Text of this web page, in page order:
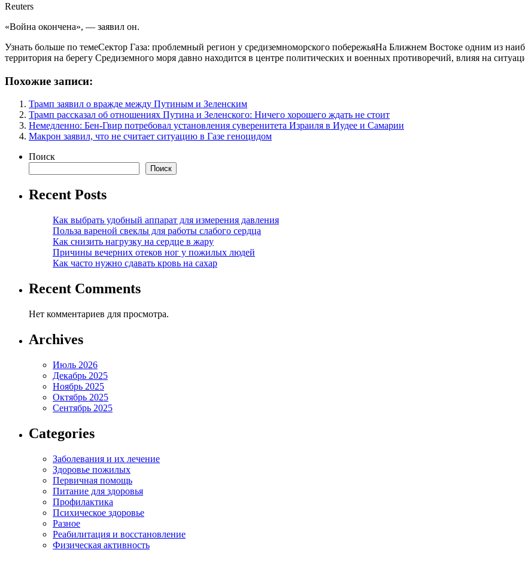
Reuters
«Война окончена», — заявил он.
Узнать больше по темеСектор Газа: проблемный регион у средиземноморского побережьяНа Ближнем Востоке одним из
территория на берегу Средиземного моря давно находится в центре политических и военных противоречий, влияя на
Похожие записи:
Трамп заявил о вражде между Путиным и Зеленским
Трамп рассказал об отношениях Путина и Зеленского: Ничего хорошего ждать не стоит
Немедленно: Бен-Гвир потребовал установления суверенитета Израиля в Иудее и Самарии
Макрон заявил, что не считает ситуацию в Газе геноцидом
Поиск
Поиск
Recent Posts
Как выбрать удобный аппарат для измерения давления
Польза вареной свеклы для работы слабого сердца
Как снизить нагрузку на сердце в жару
Причины вечерних отеков ног у пожилых людей
Как часто нужно сдавать кровь на сахар
Recent Comments
Нет комментариев для просмотра.
Archives
Июль 2026
Декабрь 2025
Ноябрь 2025
Октябрь 2025
Сентябрь 2025
Categories
Заболевания и их лечение
Здоровье пожилых
Первичная помощь
Питание для здоровья
Профилактика
Психическое здоровье
Разное
Реабилитация и восстановление
Физическая активность